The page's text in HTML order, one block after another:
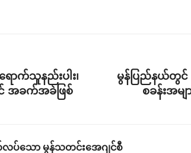
ာက်သူနည်းပါး၊
အခက်အခဲဖြစ်
မွန်ပြည်နယ်တွင်
စခန်းအမ
ပ်သော မွန်သတင်းအေဂျင်စီ